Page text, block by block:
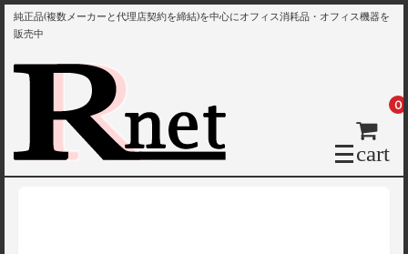
純正品(複数メーカーと代理店契約を締結)を中心にオフィス消耗品・オフィス機器を
販売中
cart
0